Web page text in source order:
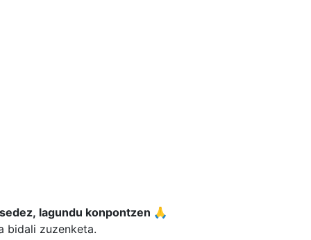
lagundu konpontzen 🙏
bidali zuzenketa.